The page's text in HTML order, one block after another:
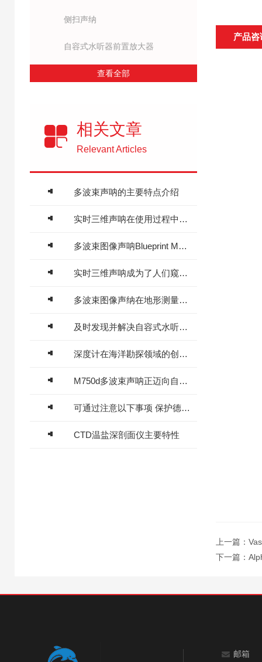
侧扫声纳
自容式水听器前置放大器
查看全部
相关文章
Relevant Articles
多波束声呐的主要特点介绍
实时三维声呐在使用过程中的常见问题相应解决方法分享
多波束图像声呐Blueprint M750d/M1200d的主要特点解析
实时三维声呐成为了人们窥视海底世界的工具之一
多波束图像声纳在地形测量方面的优点介绍
及时发现并解决自容式水听器可能出现的故障非常重要
深度计在海洋勘探领域的创新应用与价值突破
M750d多波束声呐正迈向自动化与智能化
可通过注意以下事项 保护德卡托雷达流速仪
CTD温盐深剖面仪主要特性
产品咨
上一篇：
下一篇：
邮箱